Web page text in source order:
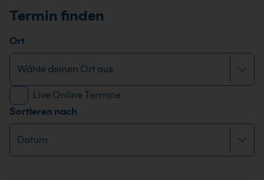
Termin finden
Ort
Live Online Termine
Sortieren nach